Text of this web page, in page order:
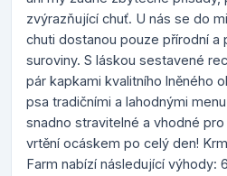
zvýrazňující chuť. U nás se do
chuti dostanou pouze přírodní a
suroviny. S láskou sestavené
pár kapkami kvalitního lněného
psa tradičními a lahodnými
snadno stravitelné a vhodné
vrtění ocáskem po celý den!
Farm nabízí následující výhody: